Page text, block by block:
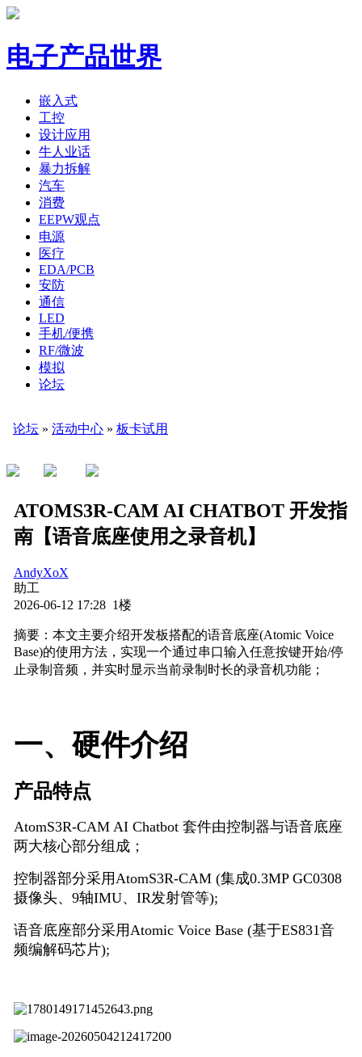
电子产品世界
嵌入式
工控
设计应用
牛人业话
暴力拆解
汽车
消费
EEPW观点
电源
医疗
EDA/PCB
安防
通信
LED
手机/便携
RF/微波
模拟
论坛
论坛 » 活动中心 » 板卡试用
ATOMS3R-CAM AI CHATBOT 开发指
南【语音底座使用之录音机】
AndyXoX
助工
2026-06-12 17:28 1楼
摘要：本文主要介绍开发板搭配的语音底座(Atomic Voice
Base)的使用方法，实现一个通过串口输入任意按键开始/停
止录制音频，并实时显示当前录制时长的录音机功能；
一、硬件介绍
产品特点
AtomS3R-CAM AI Chatbot 套件由控制器与语音底座
两大核心部分组成；
控制器部分采用AtomS3R-CAM (集成0.3MP GC0308
摄像头、9轴IMU、IR发射管等);
语音底座部分采用Atomic Voice Base (基于ES831音
频编解码芯片);